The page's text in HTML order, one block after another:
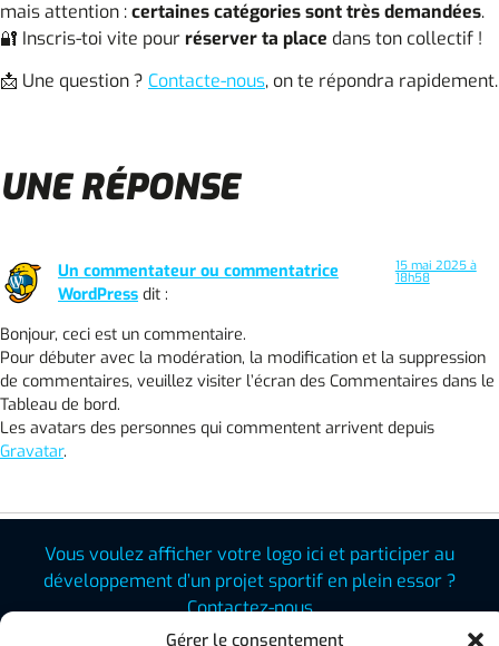
Gérer le consentement
mais attention :certaines catégories sont très demandées.
🔐 Inscris-toi vite pour réserver ta place dans ton collectif !
📩 Une question ? Contacte-nous, on te répondra rapidement.
UNE RÉPONSE
Un commentateur ou commentatrice
WordPress dit :
15 mai 2025 à
18h58
Bonjour, ceci est un commentaire.
Pour débuter avec la modération, la modification et la suppression
de commentaires, veuillez visiter l’écran des Commentaires dans le
Tableau de bord.
Les avatars des personnes qui commentent arrivent depuis
Gravatar.
Vous voulez afficher votre logo ici et participer au
développement d’un projet sportif en plein essor ?
Contactez-nous